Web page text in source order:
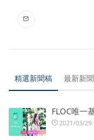
精選新聞稿 最新新
FLOC唯一
2021/03/29